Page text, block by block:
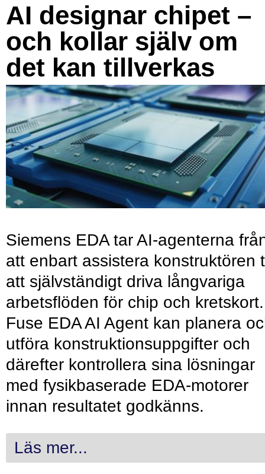
AI designar chipet –
och kollar själv om
det kan tillverkas
Siemens EDA tar AI-agenterna
att enbart assistera konstruktören
att självständigt driva långvariga
arbetsflöden för chip och kretskort.
Fuse EDA AI Agent kan planera
utföra konstruktionsuppgifter och
därefter kontrollera sina lösningar
med fysikbaserade EDA-motorer
innan resultatet godkänns.
Läs mer...